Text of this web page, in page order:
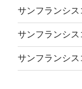
サンフランシ
サンフランシ
サンフランシ